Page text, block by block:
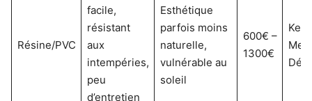
Résine/PVC
facile,
résistant
aux
intempéries,
peu
d’entretien
Esthétique
parfois moins
naturelle,
vulnérable au
soleil
600€ –
1300€